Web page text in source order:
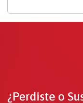
¿Perdiste o